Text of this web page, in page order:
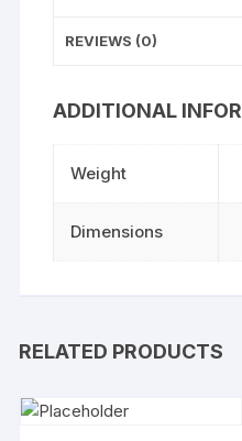
REVIEWS (0)
ADDITIONAL
Weight
Dimensions
RELATED PRODUCTS